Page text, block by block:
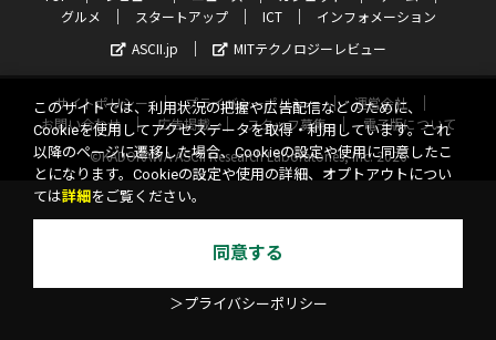
グルメ
スタートアップ ICT
インフォメーション
ASCII.jp
MITテクノロジーレビュー
サイトポリシー プライバシーポリシー
運営会社
お問い合わせ
広告掲載 スタッフ募集
電子版について
©KADOKAWA ASCII Research Laboratories, Inc. 2026
このサイトでは、利用状況の把握や広告配信などのために、
Cookieを使用してアクセスデータを取得・利用しています。これ
以降のページに遷移した場合、Cookieの設定や使用に同意したこ
とになります。Cookieの設定や使用の詳細、オプトアウトについ
ては詳細 をご覧ください。
同意する
＞プライバシーポリシー